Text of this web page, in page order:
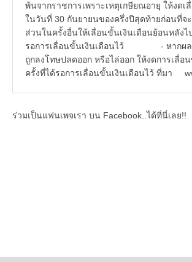
พ้นจากราชการเพราะเหตุเกษียณอายุ ให้งดเ
ในวันที่ 30 กันยายนของครึ่งปีสุดท้ายก่อนที่จ
ส่วนในครั้งอื่นให้เลื่อนขั้นเงินเดือนย้อนหลังไ
รอการเลื่อนขั้นเงินเดือนไว้ - หากผลก
ถูกลงโทษปลดออก หรือไล่ออก ให้งดการเลื่อ
ครั้งที่ได้รอการเลื่อนขั้นเงินเดือนไว้ ที่มา
ร่วมเป็นแฟนเพจเรา บน Facebook..ได้ที่นี่เลย!!